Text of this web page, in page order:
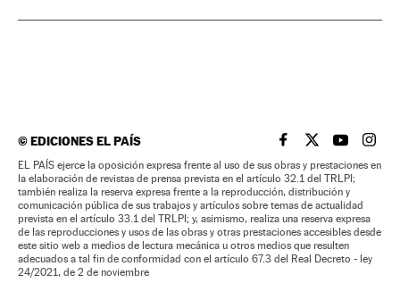
©EDICIONES EL PAÍS EL PAÍS BRASIL EN
EL PAÍSEL PAÍS
EL
EL PAÍS ejerce la oposición expresa frente al uso de sus obras y prestaciones en
la elaboración de revistas de prensa prevista en el artículo 32.1 del TRLPI;
también realiza la reserva expresa frente a la reproducción, distribución y
comunicación pública de sus trabajos y artículos sobre temas de actualidad
prevista en el artículo 33.1 del TRLPI; y, asimismo, realiza una reserva expresa
de las reproducciones y usos de las obras y otras prestaciones accesibles desde
este sitio web a medios de lectura mecánica u otros medios que resulten
adecuados a tal fin de conformidad con el artículo 67.3 del Real Decreto - ley
24/2021, de 2 de noviembre